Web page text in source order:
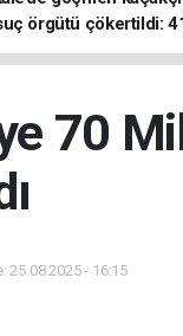
örgütü çökertildi:
70
25.08.2025 - 16:15